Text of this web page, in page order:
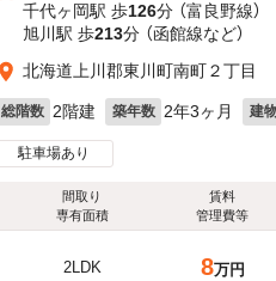
千代ヶ岡駅 歩126分 （富良野線）
旭川駅 歩213分 （函館線など）
北海道上川郡東川町南町２丁目
総階数 2階建 築年数 2年3ヶ月 建
駐車場あり
間取り
専有面積
賃料
管理費等
2LDK
8万円